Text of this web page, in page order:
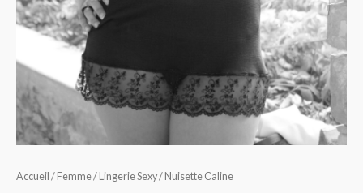
Accueil / Femme/ Lingerie Sexy/ Nuisette Caline